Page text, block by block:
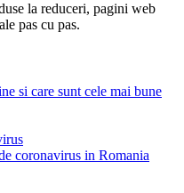
la reduceri, pagini web
pas cu pas.
si care sunt cele mai bune
coronavirus in Romania